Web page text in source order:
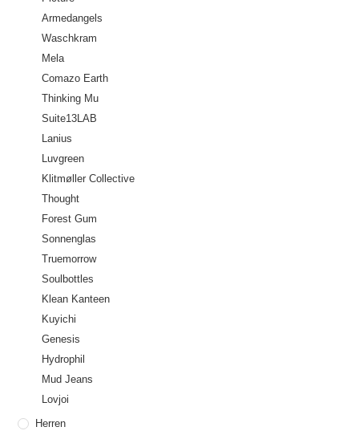
Armedangels
Waschkram
Mela
Comazo Earth
Thinking Mu
Suite13LAB
Lanius
Luvgreen
Klitmøller Collective
Thought
Forest Gum
Sonnenglas
Truemorrow
Soulbottles
Klean Kanteen
Kuyichi
Genesis
Hydrophil
Mud Jeans
Lovjoi
Herren